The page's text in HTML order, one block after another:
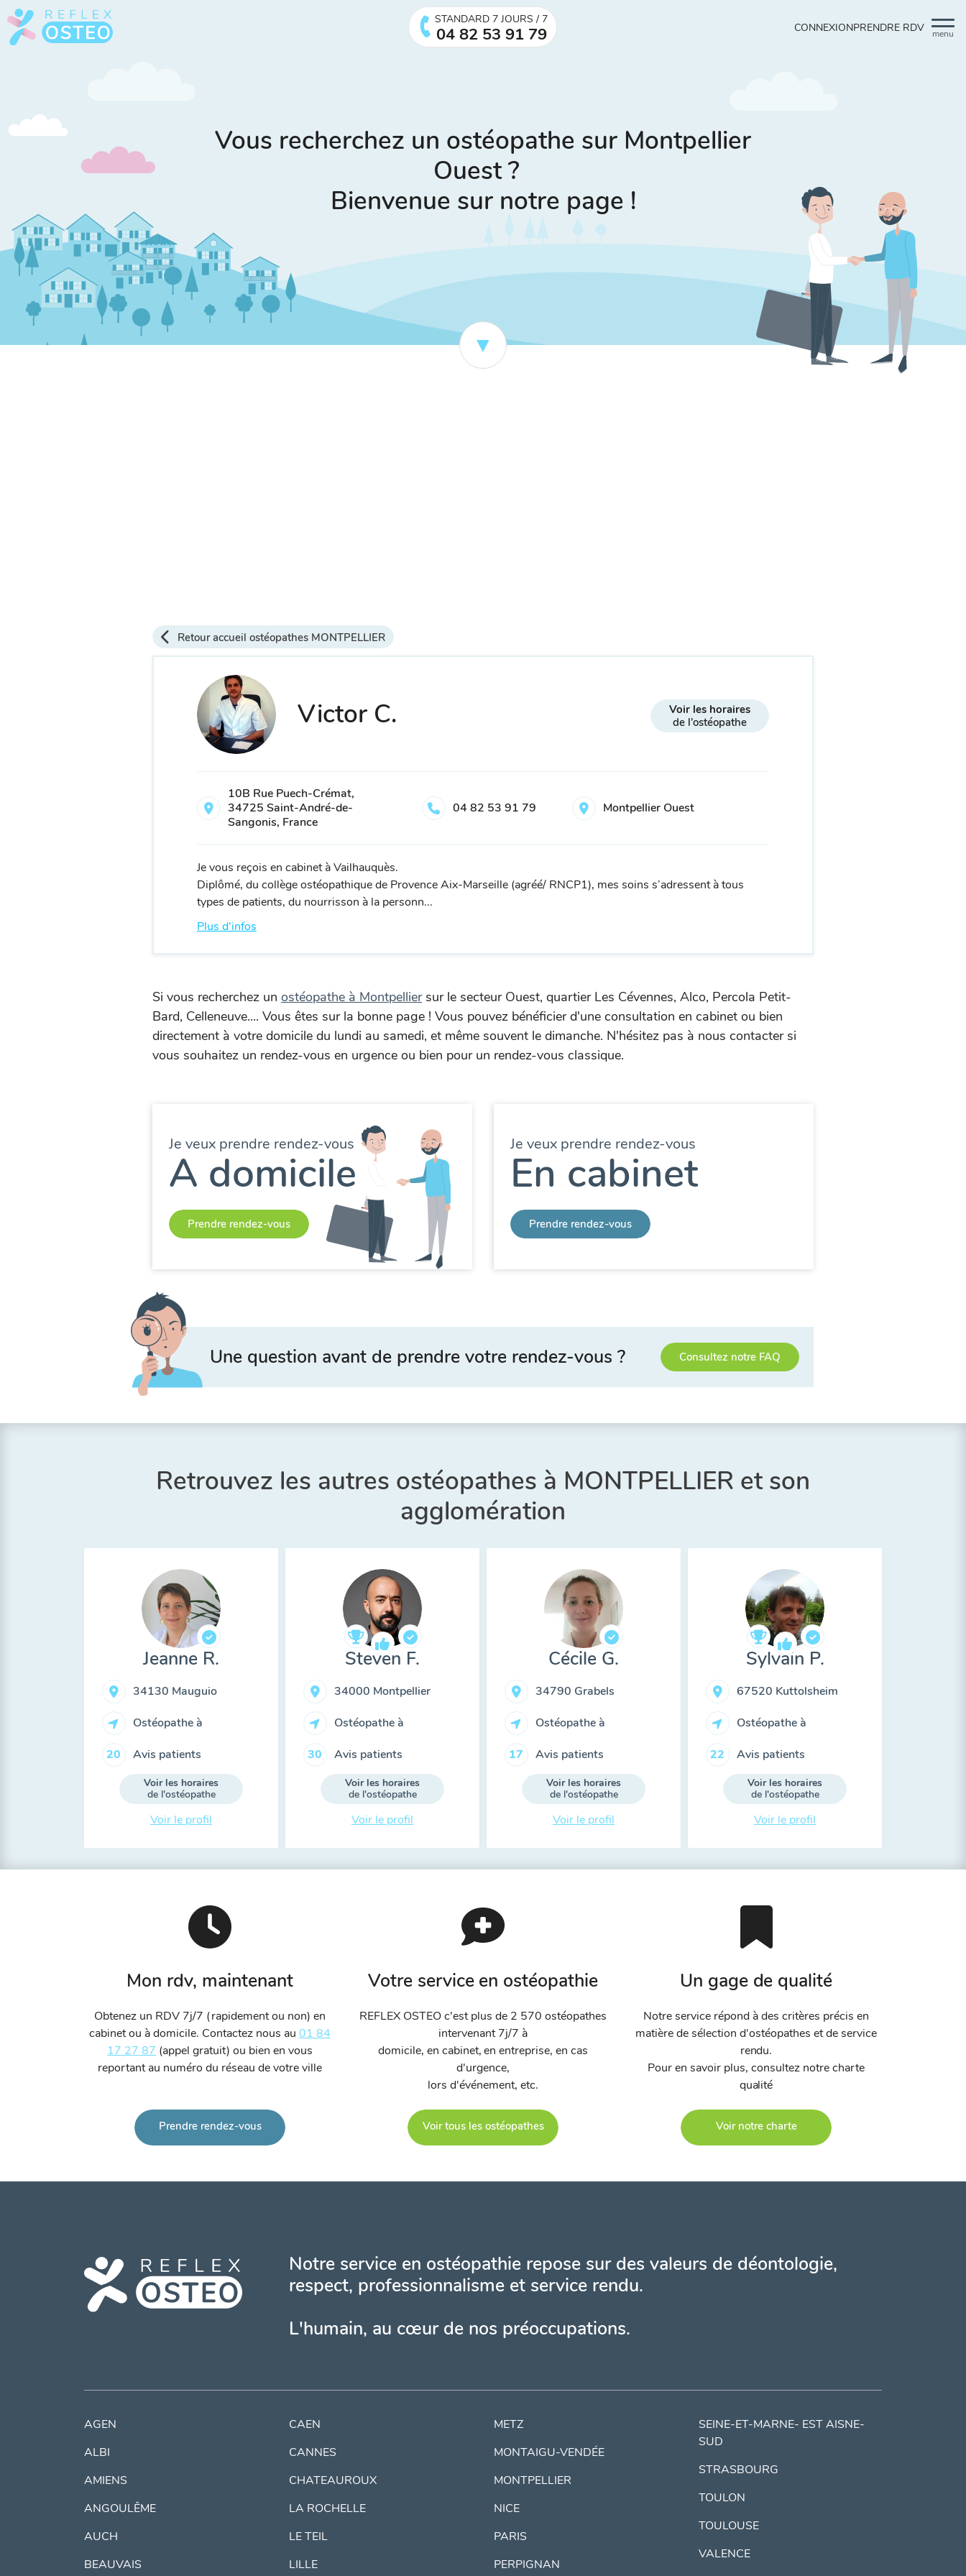
menu
STANDARD 7 JOURS / 7
04 82 53 91 79 CONNEXIONPRENDRE RDV
Vous recherchez un ostéopathe sur Montpellier
Ouest ?
Bienvenue sur notre page !
Retour accueil ostéopathes MONTPELLIER
Victor C.
Voir les horaires
de l'ostéopathe
10B Rue Puech-Crémat,
34725 Saint-André-de-
Sangonis, France
04 82 53 91 79 Montpellier Ouest
Je vous reçois en cabinet à Vailhauquès.
Diplômé, du collège ostéopathique de Provence Aix-Marseille (agréé/ RNCP1), mes soins s’adressent à tous
types de patients, du nourrisson à la personn...
Plus d'infos
Si vous recherchez un ostéopathe à Montpelliersur le secteur Ouest, quartier Les Cévennes, Alco, Percola Petit-
Bard, Celleneuve.... Vous êtes sur la bonne page ! Vous pouvez bénéficier d'une consultation en cabinet ou bien
directement à votre domicile du lundi au samedi, et même souvent le dimanche. N'hésitez pas à nous contacter si
vous souhaitez un rendez-vous en urgence ou bien pour un rendez-vous classique.
Je veux prendre rendez-vous
A domicile
Prendre rendez-vous
Je veux prendre rendez-vous
En cabinet
Prendre rendez-vous
Une question avant de prendre votre rendez-vous ? Consultez notre FAQ
Retrouvez les autres ostéopathes à MONTPELLIER et son
agglomération
Jeanne R.
34130 Mauguio
Ostéopathe à
20 Avis patients
Voir les horaires
de l'ostéopathe
Voir le profil
Steven F.
34000 Montpellier
Ostéopathe à
30 Avis patients
Voir les horaires
de l'ostéopathe
Voir le profil
Cécile G.
34790 Grabels
Ostéopathe à
17 Avis patients
Voir les horaires
de l'ostéopathe
Voir le profil
Sylvain P.
67520 Kuttolsheim
Ostéopathe à
22 Avis patients
Voir les horaires
de l'ostéopathe
Voir le profil
Mon rdv, maintenant
Obtenez un RDV 7j/7 (rapidement ou non) en
cabinet ou à domicile. Contactez nous au 01 84
17 27 87 (appel gratuit) ou bien en vous
reportant au numéro du réseau de votre ville
Prendre rendez-vous
Votre service en ostéopathie
REFLEX OSTEO c'est plus de 2 570 ostéopathes
intervenant 7j/7 à
domicile, en cabinet, en entreprise, en cas
d'urgence,
lors d'événement, etc.
Voir tous les ostéopathes
Un gage de qualité
Notre service répond à des critères précis en
matière de sélection d'ostéopathes et de service
rendu.
Pour en savoir plus, consultez notre charte
qualité
Voir notre charte
Notre service en ostéopathie repose sur des valeurs de déontologie,
respect, professionnalisme et service rendu.
L'humain, au cœur de nos préoccupations.
AGEN
ALBI
AMIENS
ANGOULÊME
AUCH
BEAUVAIS
CAEN
CANNES
CHATEAUROUX
LA ROCHELLE
LE TEIL
LILLE
METZ
MONTAIGU-VENDÉE
MONTPELLIER
NICE
PARIS
PERPIGNAN
SEINE-ET-MARNE- EST AISNE-
SUD
STRASBOURG
TOULON
TOULOUSE
VALENCE